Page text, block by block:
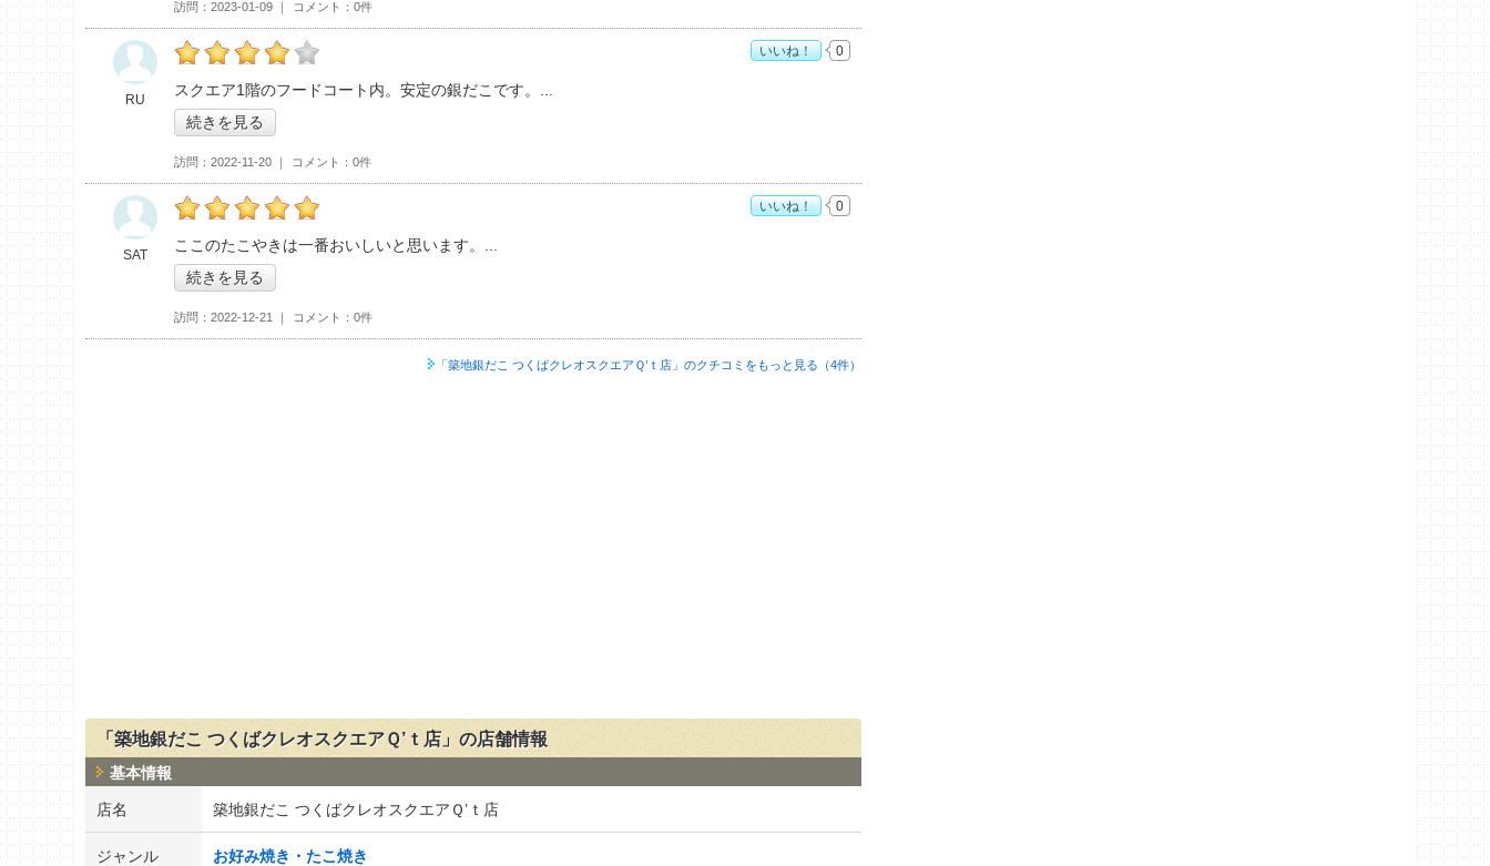
訪問 2023-01-09 コメント 0件
の「築地銀だこ つくばクレオスクエアＱ’ｔ店」おすすめ度：
スクエア1階のフードコート内。安定の銀だこです。
続きを見る
訪問 2022-11-20 コメント 0件
RU
いいね！ 0
の「築地銀だこ つくばクレオスクエアＱ’ｔ店」おすすめ度：
ここのたこやきは一番おいしいと思います。
続きを見る
訪問 2022-12-21 コメント 0件
SAT
いいね！ 0
「築地銀だこ つくばクレオスクエアＱ’ｔ店」のクチコミをもっと見る（4件）
「築地銀だこ つくばクレオスクエアＱ’ｔ店」の店舗情報
基本情報
店名 築地銀だこ つくばクレオスクエアＱ’ｔ店
ジャンル お好み焼き・たこ焼き